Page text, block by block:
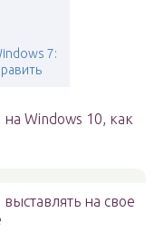
7:
Windows 10, как
на свое